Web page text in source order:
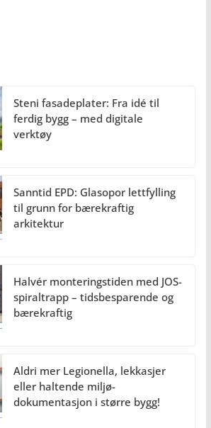
Steni fasadeplater: Fra idé til
ferdig bygg – med digitale
verktøy
Sanntid EPD: Glasopor lettfylling
til grunn for bærekraftig
arkitektur
Halvér monteringstiden med JOS-
spiraltrapp – tidsbesparende og
bærekraftig
Aldri mer Legionella, lekkasjer
eller haltende miljø-
dokumentasjon i større bygg!